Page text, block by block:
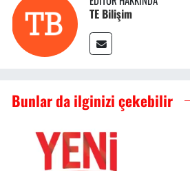
TE Bilişim
Bunlar da ilginizi çekebilir